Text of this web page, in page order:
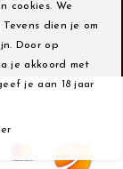
cookies. We
dien je om
Door op
je akkoord met
je aan 18 jaar